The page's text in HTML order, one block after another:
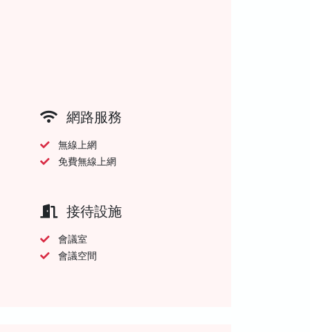
網路服務
無線上網
免費無線上網
接待設施
會議室
會議空間